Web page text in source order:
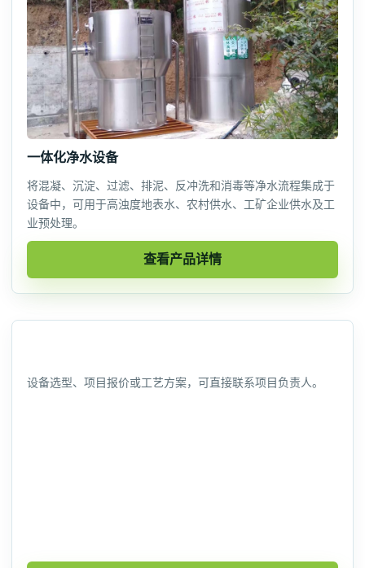
一体化净水设备
将混凝、沉淀、过滤、排泥、反冲洗和消毒等净水流程集成于
设备中，可用于高浊度地表水、农村供水、工矿企业供水及工
业预处理。
查看产品详情
设备选型、项目报价或工艺方案，可直接联系项目负责人。